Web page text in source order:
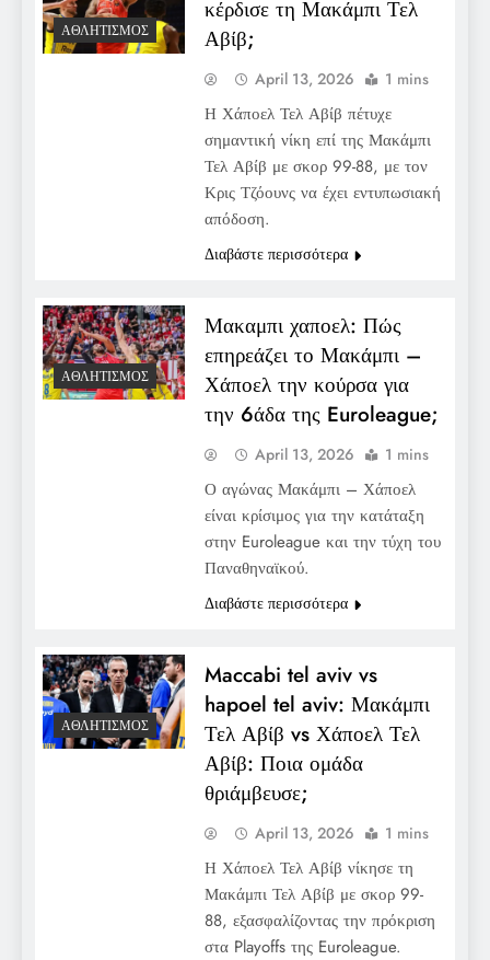
ΑΘΛΗΤΙΣΜΌΣ
κέρδισε τη Μακάμπι Τελ
Αβίβ;
April 13, 2026 1 mins
Η Χάποελ Τελ Αβίβ πέτυχε
σημαντική νίκη επί της Μακάμπι
Τελ Αβίβ με σκορ 99-88, με τον
Κρις Τζόουνς να έχει εντυπωσιακή
απόδοση.
Διαβάστε περισσότερα
ΑΘΛΗΤΙΣΜΌΣ
Μακαμπι χαποελ: Πώς
επηρεάζει το Μακάμπι –
Χάποελ την κούρσα για
την 6άδα της Euroleague;
April 13, 2026 1 mins
Ο αγώνας Μακάμπι – Χάποελ
είναι κρίσιμος για την κατάταξη
στην Euroleague και την τύχη του
Παναθηναϊκού.
Διαβάστε περισσότερα
ΑΘΛΗΤΙΣΜΌΣ
Maccabi tel aviv vs
hapoel tel aviv: Μακάμπι
Τελ Αβίβ vs Χάποελ Τελ
Αβίβ: Ποια ομάδα
θριάμβευσε;
April 13, 2026 1 mins
Η Χάποελ Τελ Αβίβ νίκησε τη
Μακάμπι Τελ Αβίβ με σκορ 99-
88, εξασφαλίζοντας την πρόκριση
στα Playoffs της Euroleague.